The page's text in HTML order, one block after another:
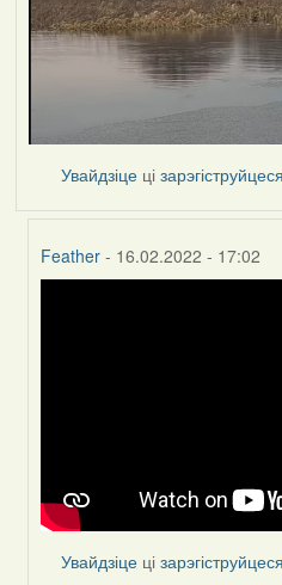
Увайдзіце цізарэгіструйцеся
Feather - 16.02.2022 - 17:02
Увайдзіце цізарэгіструйцеся